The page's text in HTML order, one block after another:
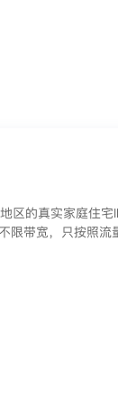
区的真实家庭住宅
限带宽，只按照流